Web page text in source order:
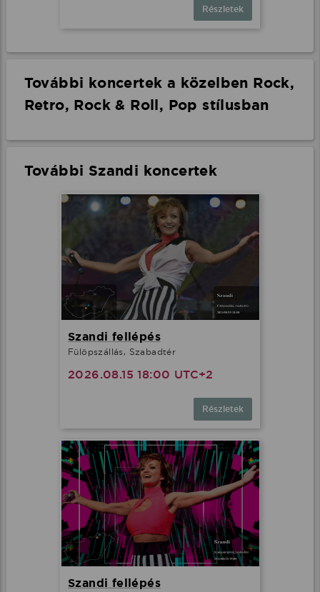
Részletek
További koncertek a közelben Rock,
Retro, Rock & Roll, Pop stílusban
További Szandi koncertek
Szandi fellépés
Fülöpszállás, Szabadtér
2026.08.15 18:00 UTC+2
Részletek
Szandi fellépés